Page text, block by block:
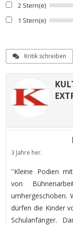
2 Stern(e)
1 Stern(e)
Kritik schreiben
3 Jahre her.
''Kleine Podien
von
umhergeschoben.
dürfen die Kinder
Schulanfänger.